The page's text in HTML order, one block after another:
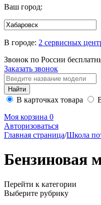
Ваш город:
В городе: 2 сервисных
Звонок по России
Заказать звонок
В карточках товара
Моя корзина 0
Авторизоваться
Главная страница/Школа
Бензиновая
Перейти к категории
Выберите рубрику